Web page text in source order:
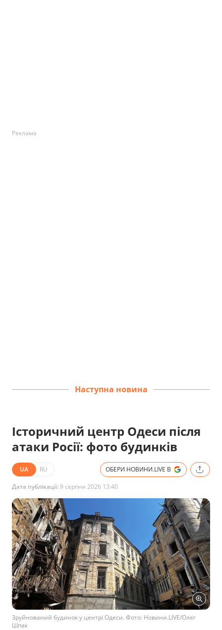
Реклама
Наступна новина
Історичний центр Одеси після
атаки Росії: фото будинків
UA RU ОБЕРИ НОВИНИ.LIVE В
Дата публікації:9 серпня 2026 13:40
Зруйнований будинок у центрі Одеси. Фото: Новини.LIVE/Олег
Шпак